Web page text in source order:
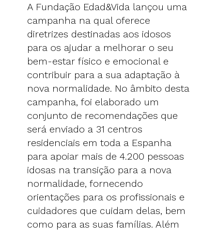
A Fundação Edad&Vida lançou uma
campanha na qual oferece
diretrizes destinadas aos idosos
para os ajudar a melhorar o seu
bem-estar físico e emocional e
contribuir para a sua adaptação à
nova normalidade. No âmbito desta
campanha, foi elaborado um
conjunto de recomendações que
será enviado a 31 centros
residenciais em toda a Espanha
para apoiar mais de 4.200 pessoas
idosas na transição para a nova
normalidade, fornecendo
orientações para os profissionais e
cuidadores que cuidam delas, bem
como para as suas famílias. Além